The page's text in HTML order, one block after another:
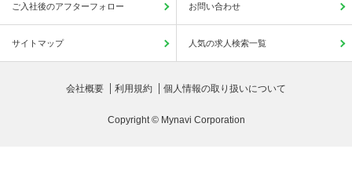
ご入社後のアフターフォロー お問い合わせ
サイトマップ 人気の求人検索一覧
会社概要 利用規約 個人情報の取り扱いについて
Copyright © Mynavi Corporation